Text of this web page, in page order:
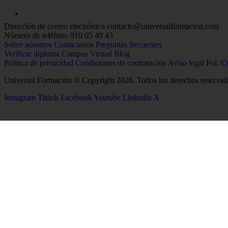
Dirección de correo electrónico contacto@universalformacion.com
Número de teléfono 910 05 49 43
Sobre nosotros Contáctanos Preguntas frecuentes
Verificar diploma Campus Virtual Blog
Política de privacidad Condiciones de contratación Aviso legal Pol.
Universal Formación © Copyright 2026. Todos los derechos
Instagram Tiktok Facebook Youtube Linkedin X